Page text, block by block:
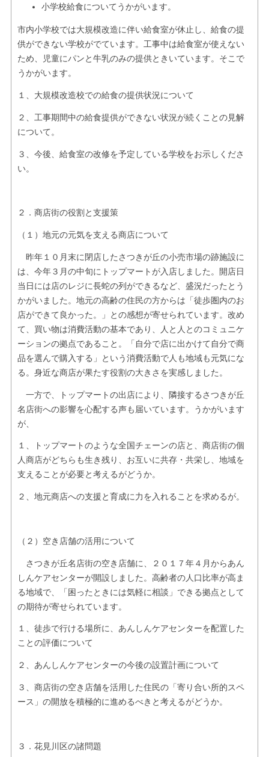
小学校給食についてうかがいます。
市内小学校では大規模改造に伴い給食室が休止し、給食の提
供ができない学校がでています。工事中は給食室が使えない
ため、児童にパンと牛乳のみの提供ときいています。そこで
うかがいます。
１、大規模改造校での給食の提供状況について
２、工事期間中の給食提供ができない状況が続くことの見解
について。
３、今後、給食室の改修を予定している学校をお示しくださ
い。
２．商店街の役割と支援策
（１）地元の元気を支える商店について
昨年１０月末に閉店したさつきが丘の小売市場の跡施設に
は、今年３月の中旬にトップマートが入店しました。開店日
当日には店のレジに長蛇の列ができるなど、盛況だったとう
かがいました。地元の高齢の住民の方からは「徒歩圏内のお
店ができて良かった。」との感想が寄せられています。改め
て、買い物は消費活動の基本であり、人と人とのコミュニケ
ーションの拠点であること。「自分で店に出かけて自分で商
品を選んで購入する」という消費活動で人も地域も元気にな
る。身近な商店が果たす役割の大きさを実感しました。
一方で、トップマートの出店により、隣接するさつきが丘
名店街への影響を心配する声も届いています。うかがいます
が、
１、トップマートのような全国チェーンの店と、商店街の個
人商店がどちらも生き残り、お互いに共存・共栄し、地域を
支えることが必要と考えるがどうか。
２、地元商店への支援と育成に力を入れることを求めるが。
（２）空き店舗の活用について
さつきが丘名店街の空き店舗に、２０１７年４月からあん
しんケアセンターが開設しました。高齢者の人口比率が高ま
る地域で、「困ったときには気軽に相談」できる拠点として
の期待が寄せられています。
１、徒歩で行ける場所に、あんしんケアセンターを配置した
ことの評価について
２、あんしんケアセンターの今後の設置計画について
３、商店街の空き店舗を活用した住民の「寄り合い所的スペ
ース」の開放を積極的に進めるべきと考えるがどうか。
３．花見川区の諸問題